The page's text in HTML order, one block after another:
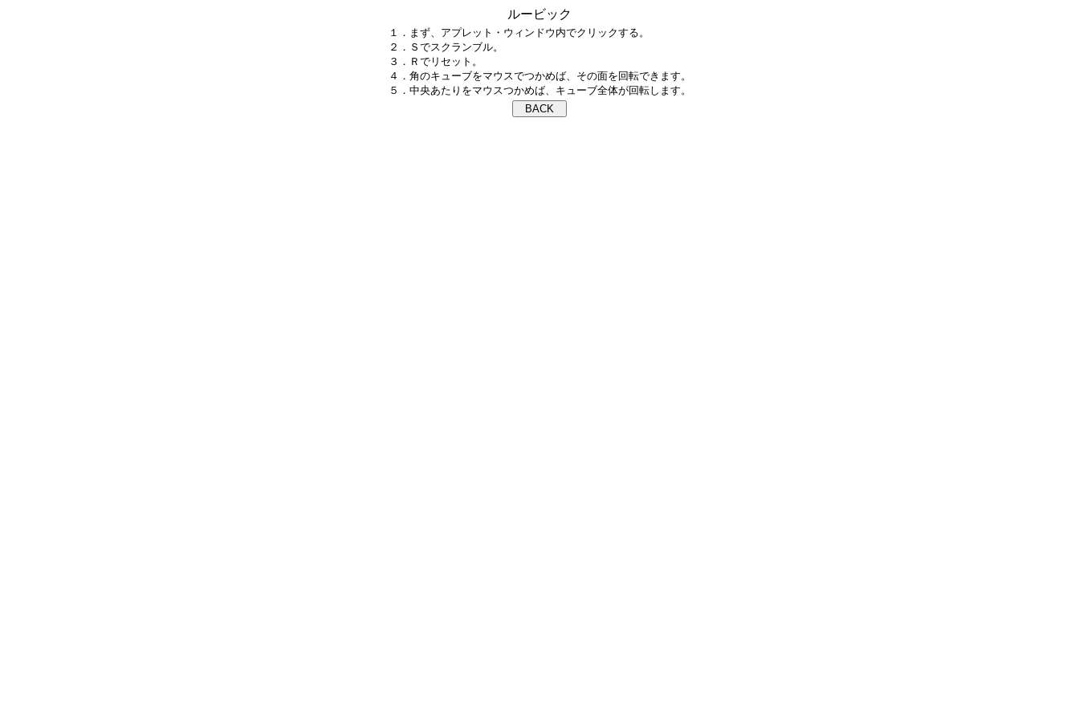
ルービック
１．まず、アプレット・ウィンドウ内でクリックする。
２．Ｓでスクランブル。
３．Ｒでリセット。
４．角のキューブをマウスでつかめば、その面を回転できます。